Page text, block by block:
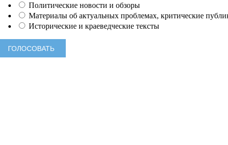
Политические новости и обзоры
Материалы об актуальных проблемах, критические
Исторические и краеведческие тексты